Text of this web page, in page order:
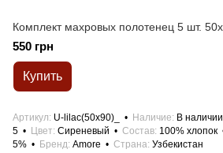
Комплект махровых полотенец 5 шт.
550 грн
Купить
Артикул U-lilac(50x90)_ Наличие В наличии
5
Цвет Сиреневый Состав 100% хлопок
5%
Бренд Amore Страна Узбекистан